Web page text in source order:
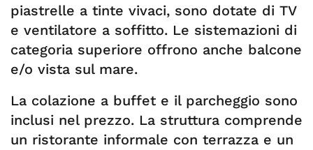
piastrelle a tinte vivaci, sono dotate di TV
e ventilatore a soffitto. Le sistemazioni di
categoria superiore offrono anche balcone
e/o vista sul mare.
La colazione a buffet e il parcheggio sono
inclusi nel prezzo. La struttura comprende
un ristorante informale con terrazza e un